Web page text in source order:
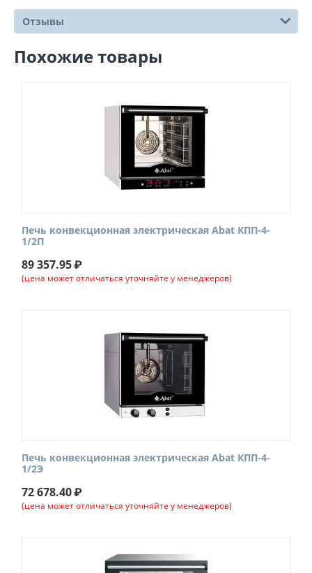
Отзывы
Похожие товары
Печь конвекционная электрическая Abat КПП-4-
1/2П
89 357.95₽
(цена может отличаться уточняйте у менеджеров)
Печь конвекционная электрическая Abat КПП-4-
1/2Э
72 678.40₽
(цена может отличаться уточняйте у менеджеров)